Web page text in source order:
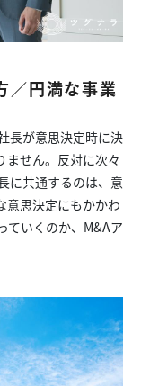
／円満な事業
長が意思決定時に決
ません。反対に次々
に共通するのは、意
意思決定にもかかわ
ていくのか、M&Aア